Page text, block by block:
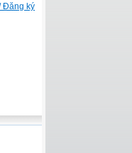
Đăng ký